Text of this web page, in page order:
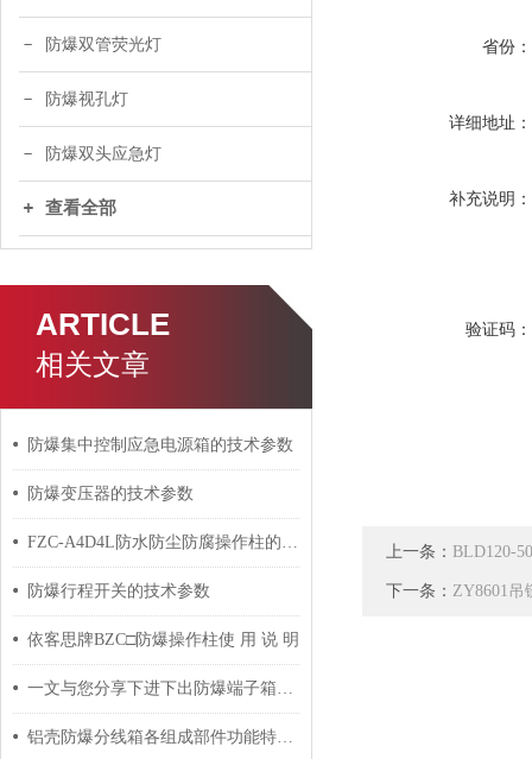
防爆双管荧光灯
防爆视孔灯
防爆双头应急灯
查看全部
ARTICLE
相关文章
防爆集中控制应急电源箱的技术参数
防爆变压器的技术参数
FZC-A4D4L防水防尘防腐操作柱的选择方法及结构特点
防爆行程开关的技术参数
依客思牌BZC□防爆操作柱使 用 说 明
一文与您分享下进下出防爆端子箱的常见故障相应解决方法
铝壳防爆分线箱各组成部件功能特点的详细介绍
省份：
详细地址：
补充说明：
验证码：
上一条： BLD120-
下一条： ZY8601吊